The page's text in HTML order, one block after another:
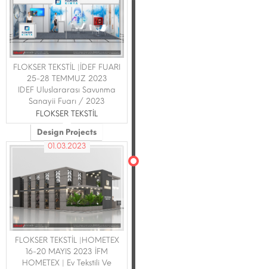
FLOKSER TEKSTİL |İDEF FUARI
25-28 TEMMUZ 2023
IDEF Uluslararası Savunma
Sanayii Fuarı / 2023
FLOKSER TEKSTİL
Design Projects
01.03.2023
FLOKSER TEKSTİL |HOMETEX
16-20 MAYIS 2023 İFM
HOMETEX | Ev Tekstili Ve